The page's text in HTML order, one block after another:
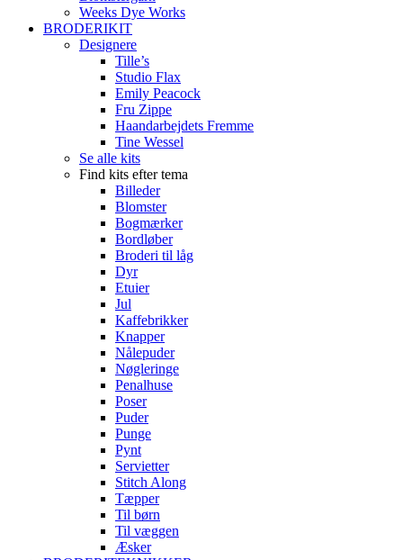
Weeks Dye Works
BRODERIKIT
Designere
Tille’s
Studio Flax
Emily Peacock
Fru Zippe
Haandarbejdets Fremme
Tine Wessel
Se alle kits
Find kits efter tema
Billeder
Blomster
Bogmærker
Bordløber
Broderi til låg
Dyr
Etuier
Jul
Kaffebrikker
Knapper
Nålepuder
Nøgleringe
Penalhuse
Poser
Puder
Punge
Pynt
Servietter
Stitch Along
Tæpper
Til børn
Til væggen
Æsker